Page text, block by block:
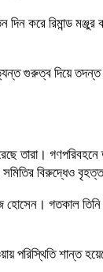
করে রিমান্ড
গুরুত্ব দিয়ে
তারা।
সমিতির বিরুদ্ধেও
হোসেন। গতকাল
শান্ত